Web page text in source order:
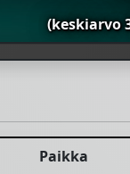
(keskiarvo
Paikka